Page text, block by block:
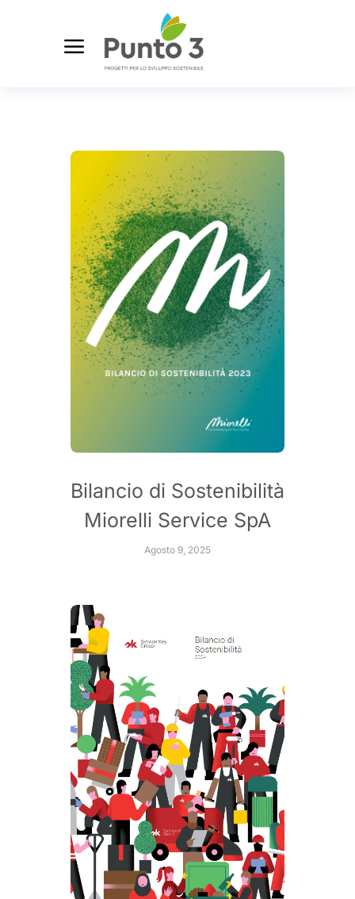
Bilancio di Sostenibilità
Miorelli Service SpA
Agosto 9, 2025